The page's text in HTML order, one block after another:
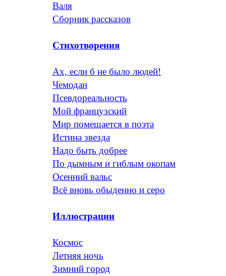
Валя
Сборник рассказов
Стихотворения
Ах, если б не было людей!
Чемодан
Псевдореальность
Мой французский
Мир помещается в поэта
Истина звезда
Надо быть добрее
По дымным и гиблым окопам
Осенний вальс
Всё вновь обыденно и серо
Иллюстрации
Космос
Летняя ночь
Зимний город